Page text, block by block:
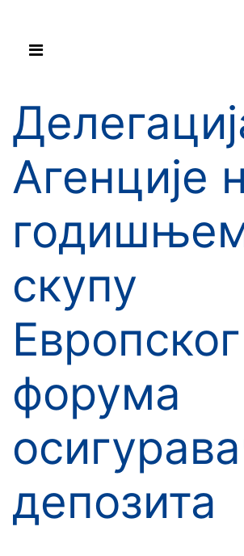
Агенције
скупу
Европског
форума
депозита